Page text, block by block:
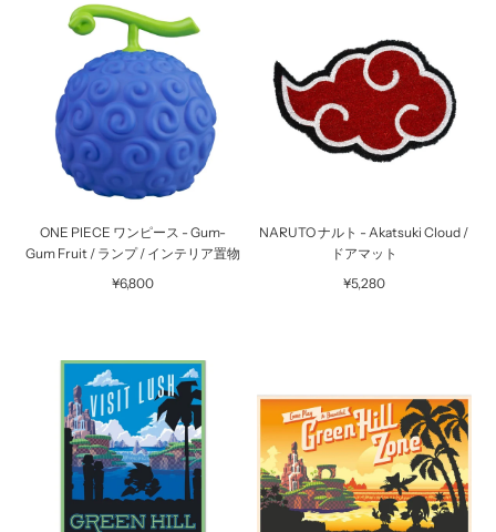
ONE PIECE ワンピース - Gum-
Gum Fruit / ランプ / インテリア置物
¥6,800
NARUTO ナルト - Akatsuki Cloud /
ドアマット
¥5,280